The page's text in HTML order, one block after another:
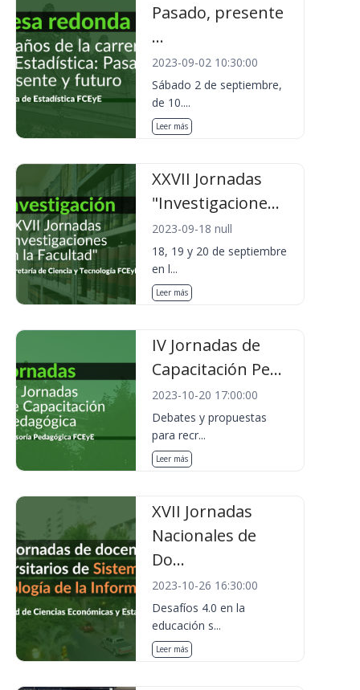
Pasado, presente
...
2023-09-02 10:30:00
Sábado 2 de septiembre,
de 10....
Leer más
XXVII Jornadas
"Investigacione...
2023-09-18 null
18, 19 y 20 de septiembre
en l...
Leer más
IV Jornadas de
Capacitación Pe...
2023-10-20 17:00:00
Debates y propuestas
para recr...
Leer más
XVII Jornadas
Nacionales de
Do...
2023-10-26 16:30:00
Desafíos 4.0 en la
educación s...
Leer más